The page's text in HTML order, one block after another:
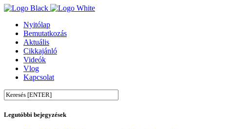
Nyitólap
Bemutatkozás
Aktuális
Cikkajánló
Videók
Vlog
Kapcsolat
Legutóbbi bejegyzések